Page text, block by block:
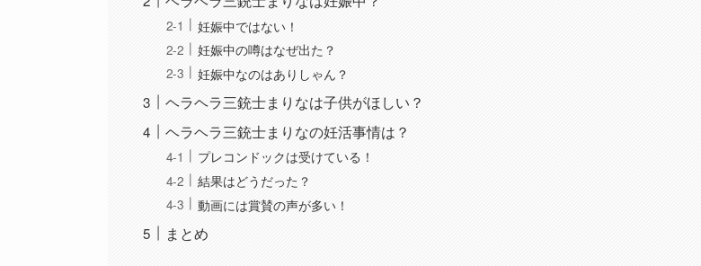
妊娠中ではない！
妊娠中の噂はなぜ出た？
妊娠中なのはありしゃん？
ヘラヘラ三銃士まりなは子供がほしい？
ヘラヘラ三銃士まりなの妊活事情は？
プレコンドックは受けている！
結果はどうだった？
動画には賞賛の声が多い！
まとめ